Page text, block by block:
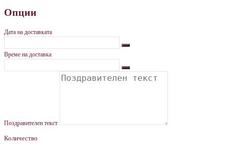
Опции
Дата на доставката
Време на доставка
Поздравителен текст
Количество